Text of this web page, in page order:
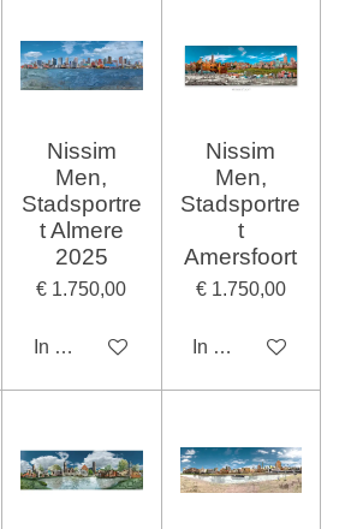
Nissim
Men,
Stadsportre
t Almere
2025
€ 1.750,00
In winkelwagen
Nissim
Men,
Stadsportre
t
Amersfoort
€ 1.750,00
In winkelwagen